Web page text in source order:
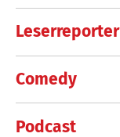
Leserreporter
Comedy
Podcast